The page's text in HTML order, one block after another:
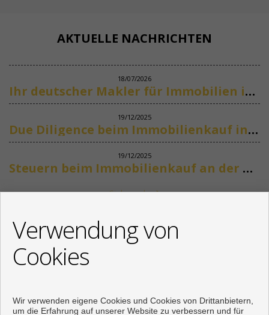
AKTUELLE NACHRICHTEN
18/07/2026
Ihr deutscher Makler für Immobilien in Marbella
19/12/2025
Due Diligence beim Immobilienkauf in Spanien
19/12/2025
Steuern beim Immobilienkauf an der Costa del Sol
Siehe mehr
+34 622318266
info@mikenaumannimmobilien.com
Von Montag bis Freitag : 10:00 - 18:00
Verwendung von
Cookies
Wir verwenden eigene Cookies und Cookies von Drittanbietern,
um die Erfahrung auf unserer Website zu verbessern und für